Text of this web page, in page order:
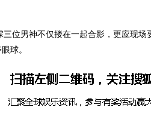
男神不仅搂在一起合影，更应现场
球。